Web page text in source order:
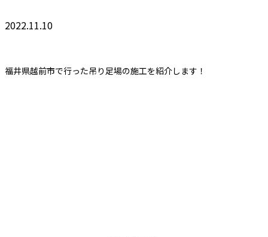
2022.11.10
福井県越前市で行った吊り足場の施工を紹介します！